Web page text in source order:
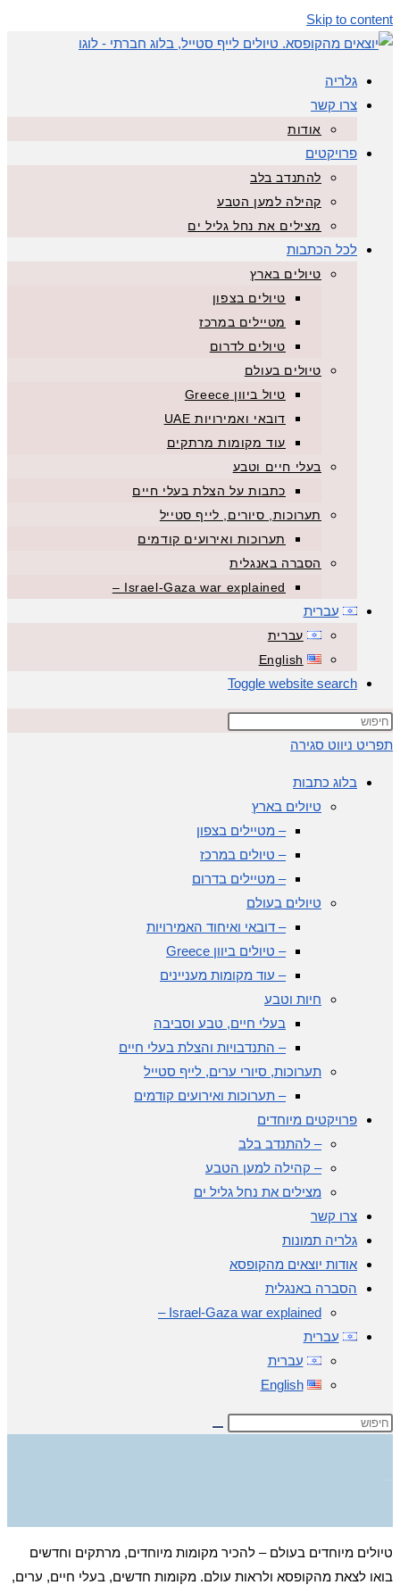
Skip to content
גלריה
צרו קשר
אודות
פרויקטים
להתנדב בלב
קהילה למען הטבע
מצילים את נחל גליל ים
לכל הכתבות
טיולים בארץ
טיולים בצפון
מטיילים במרכז
טיולים לדרום
טיולים בעולם
טיול ביוון Greece
דובאי ואמירויות UAE
עוד מקומות מרתקים
בעלי חיים וטבע
כתבות על הצלת בעלי חיים
תערוכות, סיורים, לייף סטייל
תערוכות ואירועים קודמים
הסברה באנגלית
Israel-Gaza war explained –
עברית
עברית
English
Toggle website search
תפריט ניווט סגירה
בלוג כתבות
טיולים בארץ
– מטיילים בצפון
– טיולים במרכז
– מטיילים בדרום
טיולים בעולם
– דובאי ואיחוד האמירויות
– טיולים ביוון Greece
– עוד מקומות מעניינים
חיות וטבע
בעלי חיים, טבע וסביבה
– התנדבויות והצלת בעלי חיים
תערוכות, סיורי ערים, לייף סטייל
– תערוכות ואירועים קודמים
פרויקטים מיוחדים
– להתנדב בלב
– קהילה למען הטבע
מצילים את נחל גליל ים
צרו קשר
גלריה תמונות
אודות יוצאים מהקופסא
הסברה באנגלית
Israel-Gaza war explained –
עברית
עברית
English
טיולים מיוחדים בעולם – להכיר מקומות מיוחדים, מרתקים וחדשים
בואו לצאת מהקופסא ולראות עולם. מקומות חדשים, בעלי חיים, ערים,